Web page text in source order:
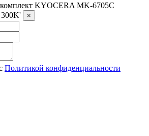
KYOCERA MK-6705C
×
Политикой конфиденциальности